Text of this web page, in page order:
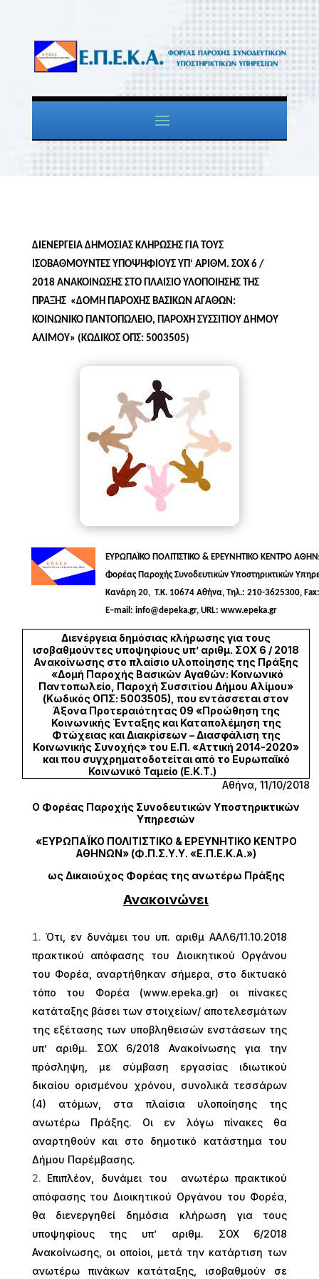
ΔΙΕΝΕΡΓΕΙΑ ΔΗΜΟΣΙΑΣ ΚΛΗΡΩΣΗΣ ΓΙΑ ΤΟΥΣ
ΙΣΟΒΑΘΜΟΥΝΤΕΣ ΥΠΟΨΗΦΙΟΥΣ ΥΠ’ ΑΡΙΘΜ. ΣΟΧ 6 /
2018 ΑΝΑΚΟΙΝΩΣΗΣ ΣΤΟ ΠΛΑΙΣΙΟ ΥΛΟΠΟΙΗΣΗΣ ΤΗΣ
ΠΡΑΞΗΣ «ΔΟΜΗ ΠΑΡΟΧΗΣ ΒΑΣΙΚΩΝ ΑΓΑΘΩΝ:
ΚΟΙΝΩΝΙΚΟ ΠΑΝΤΟΠΩΛΕΙΟ, ΠΑΡΟΧΗ ΣΥΣΣΙΤΙΟΥ ΔΗΜΟΥ
ΑΛΙΜΟΥ» (ΚΩΔΙΚΟΣ ΟΠΣ: 5003505)
ΕΥΡΩΠΑΪΚΟ ΠΟΛΙΤΙΣΤΙΚΟ & ΕΡΕΥΝΗΤΙΚΟ ΚΕΝΤΡΟ
Φορέας Παροχής Συνοδευτικών Υποστηρικτικών
Κανάρη 20, T.K. 10674 Αθήνα, Tηλ.: 210-3625300, Fax
E–mail : info@depeka.gr, URL: www.epeka.gr
Διενέργεια δημόσιας κλήρωσης για τους
ισοβαθμούντες υποψηφίους υπ’ αριθμ. ΣΟΧ 6 / 2018
Ανακοίνωσης στο πλαίσιο υλοποίησης της Πράξης
«Δομή Παροχής Βασικών Αγαθών: Κοινωνικό
Παντοπωλείο, Παροχή Συσσιτίου Δήμου Αλίμου»
(Κωδικός ΟΠΣ: 5003505), που εντάσσεται στον
Άξονα Προτεραιότητας 09 «Προώθηση της
Κοινωνικής Ένταξης και Καταπολέμηση της
Φτώχειας και Διακρίσεων – Διασφάλιση της
Κοινωνικής Συνοχής» του Ε.Π. «Αττική 2014-2020»
και που συγχρηματοδοτείται από το Ευρωπαϊκό
Κοινωνικό Ταμείο (Ε.Κ.Τ.)
Αθήνα, 11/10/2018
Ο Φορέας Παροχής Συνοδευτικών Υποστηρικτικών
Υπηρεσιών
«ΕΥΡΩΠΑΪΚΟ ΠΟΛΙΤΙΣΤΙΚΟ & ΕΡΕΥΝΗΤΙΚΟ ΚΕΝΤΡΟ
ΑΘΗΝΩΝ» (Φ.Π.Σ.Υ.Υ. «Ε.Π.Ε.Κ.Α.»)
ως Δικαιούχος Φορέας της ανωτέρω Πράξης
Ανακοινώνει
Ότι, εν δυνάμει του υπ. αριθμ ΑΑΛ6/11.10.2018
πρακτικού απόφασης του Διοικητικού Οργάνου
του Φορέα, αναρτήθηκαν σήμερα, στο δικτυακό
τόπο του Φορέα (www.epeka.gr) οι πίνακες
κατάταξης βάσει των στοιχείων/ αποτελεσμάτων
της εξέτασης των υποβληθεισών ενστάσεων της
υπ’ αριθμ. ΣΟΧ 6/2018 Ανακοίνωσης για την
πρόσληψη, με σύμβαση εργασίας ιδιωτικού
δικαίου ορισμένου χρόνου, συνολικά τεσσάρων
(4) ατόμων, στα πλαίσια υλοποίησης της
ανωτέρω Πράξης. Οι εν λόγω πίνακες θα
αναρτηθούν και στο δημοτικό κατάστημα του
Δήμου Παρέμβασης.
Επιπλέον, δυνάμει του ανωτέρω πρακτικού
απόφασης του Διοικητικού Οργάνου του Φορέα,
θα διενεργηθεί δημόσια κλήρωση για τους
υποψηφίους της υπ’ αριθμ. ΣΟΧ 6/2018
Ανακοίνωσης, οι οποίοι, μετά την κατάρτιση των
ανωτέρω πινάκων κατάταξης, ισοβαθμούν σε